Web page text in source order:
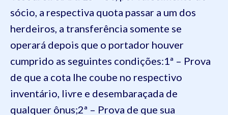
sócio, a respectiva quota passar a um dos
herdeiros, a transferência somente se
operará depois que o portador houver
cumprido as seguintes condições:1ª – Prova
de que a cota lhe coube no respectivo
inventário, livre e desembaraçada de
qualquer ônus;2ª – Prova de que sua